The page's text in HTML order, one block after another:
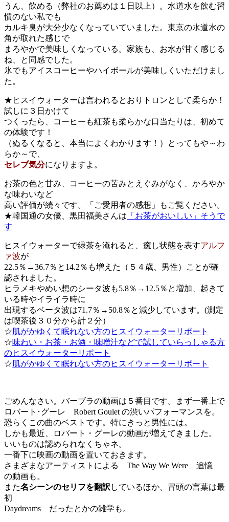
うん、飲める（弊社のお薦めは１日以上）。水道水を飲む習
慣のない私でも
カルキ臭が大分少なくなっていていました。東京の水道水の
角が取れた感じで
まろやかで美味しくなっている。家族も、お水が甘く感じる
ね、と同感でした。
氷でもアイスコーヒーやハイボールが美味しくいただけまし
た。
★ヒスイウォーターは言われるとおりトロンとして柔らか！
試しに３日かけて
つくったら、コーヒーも紅茶も柔らかな口当たりは、初めて
の体験です！
（ぬるくなると、本当によくわかります！）とってもや～わ
らか～で、
セレブ気分になりますよ。
お茶の色と甘み、コーヒーの苦みとえぐみがなく、かろやか
な味わいなど
高い評価が続々です。「ご愛用者の感想」もご覧ください。
★韓国通の女優、黒田福美さんは 「お茶がおいしい」そうで
す
ヒスイウォーターで緑茶を淹れると、癒し状態を表すアルフ
ァ波が
22.5％→36.7％と14.2％も増えた（５４歳、男性）ことが確
認されました。
ヒラメキやめい想のシータ波も5.8％→12.5％と増加、起きて
いる時やイライラ時に
出現するベータ波は71.7％→50.8％と減少しています。(測定
は喫茶後３０分から計２分）
☆肌がかゆくて眠れない方のヒスイウォーターリポート
☆味わい・お茶・お酒・味噌汁などで試していらっしゃる方
のヒスイウォーターリポート
☆肌がかゆくて眠れない方のヒスイウォーターリポート
ごめんなさい。バーブラの動画は５番目です。まず一番上で
ロバート･グーレ Robert Goulet の渋いパフォーマンスを。
恐らくこの曲のベストです。特にきっと男性には。
しかも最近、ロバート・グーレの動画が増えてきました。
いいものは認められなくちゃネ。
一番下に映画の動画を置いておきます。
さまざまなアーティストによる The Way We Were 追憶
の動画も。
また名シーンのセリフを翻訳 しているほか、冒頭の言葉は最
初
Daydreams だったとかの雑学も。